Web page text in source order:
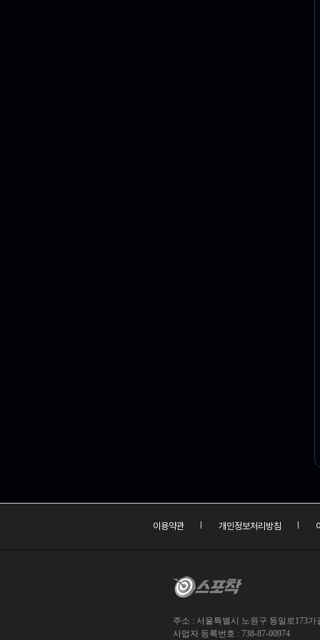
이용약관 개인정보처리방침
주소 : 서울특별시 노원구 동일로173가
사업자 등록번호 : 738-87-00974